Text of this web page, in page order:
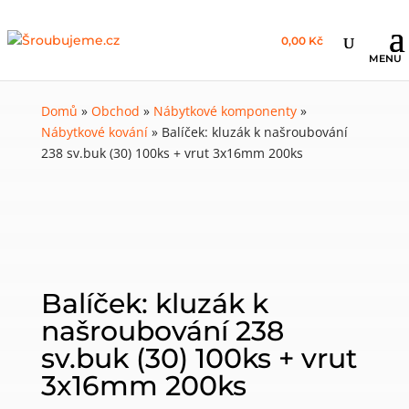
0,00 Kč
Domů » Obchod » Nábytkové komponenty»
Nábytkové kování» Balíček: kluzák k našroubování
238 sv.buk (30) 100ks + vrut 3x16mm 200ks
Balíček: kluzák k
našroubování 238
sv.buk (30) 100ks + vrut
3x16mm 200ks